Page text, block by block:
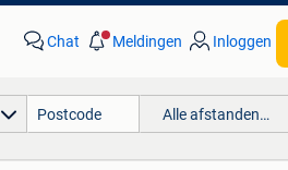
Chat Meldingen Inloggen
Alle afstanden…